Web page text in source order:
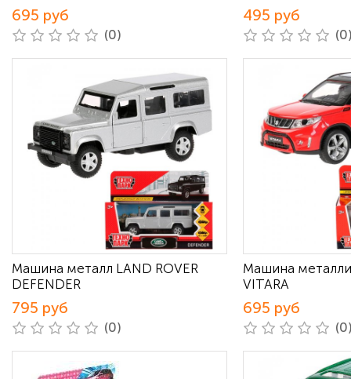
695 руб
(0)
495 руб
Машина металл LAND ROVER
DEFENDER
795 руб
(0)
Машина
VITARA
695 руб